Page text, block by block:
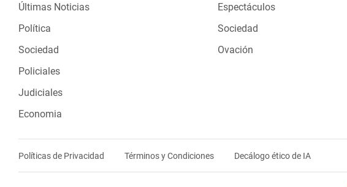
Últimas Noticias
Política
Sociedad
Policiales
Judiciales
Economia
Espectáculos
Sociedad
Ovación
Políticas de Privacidad Términos y Condiciones Decálogo ético de IA